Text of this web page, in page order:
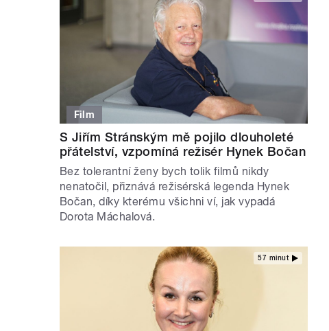
Film
S Jiřím Stránským mě pojilo dlouholeté
přátelství, vzpomíná režisér Hynek Bočan
Bez tolerantní ženy bych tolik filmů nikdy
nenatočil, přiznává režisérská legenda Hynek
Bočan, díky kterému všichni ví, jak vypadá
Dorota Máchalová.
57 minut